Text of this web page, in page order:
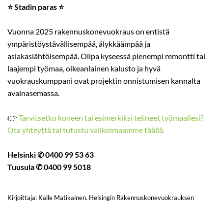
⭐ Stadin paras ⭐
Vuonna 2025 rakennuskonevuokraus on entistä
ympäristöystävällisempää, älykkäämpää ja
asiakaslähtöisempää. Olipa kyseessä pienempi remontti tai
laajempi työmaa, oikeanlainen kalusto ja hyvä
vuokrauskumppani ovat projektin onnistumisen kannalta
avainasemassa.
👉 Tarvitsetko koneen tai esimerkiksi telineet työmaallesi?
Ota yhteyttä tai tutustu valikoimaamme täällä.
Helsinki ✆ 0400 99 53 63
Tuusula ✆ 0400 99 5018
Kirjoittaja: Kalle Matikainen. Helsingin Rakennuskonevuokrauksen